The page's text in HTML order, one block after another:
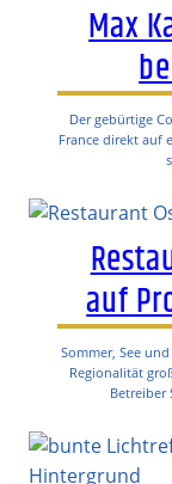
Max
Der gebürtige
France direkt auf
auf
Sommer, See
Regionalität
Betreiber